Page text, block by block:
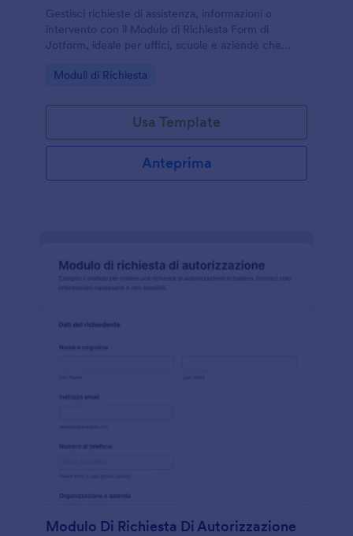
Gestisci richieste di assistenza, informazioni o
intervento con il Modulo di Richiesta Form di
Jotform, ideale per uffici, scuole e aziende che
monitorare ogni invio del modulo.
Go to Category:
Moduli di Richiesta
Usa Template
Anteprima
Modulo Di Richiesta Di Autorizzazione